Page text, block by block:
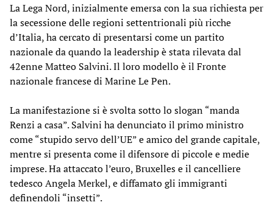
La Lega Nord, inizialmente emersa con la sua richiesta per
la secessione delle regioni settentrionali più ricche
d’Italia, ha cercato di presentarsi come un partito
nazionale da quando la leadership è stata rilevata dal
42enne Matteo Salvini. Il loro modello è il Fronte
nazionale francese di Marine Le Pen.
La manifestazione si è svolta sotto lo slogan “manda
Renzi a casa”. Salvini ha denunciato il primo ministro
come “stupido servo dell’UE” e amico del grande capitale,
mentre si presenta come il difensore di piccole e medie
imprese. Ha attaccato l’euro, Bruxelles e il cancelliere
tedesco Angela Merkel, e diffamato gli immigranti
definendoli “insetti”.